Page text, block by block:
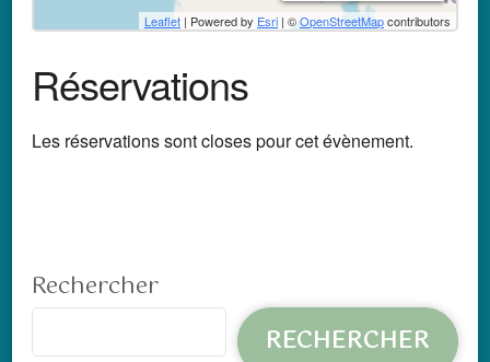
Leaflet | Powered by Esri | ©OpenStreetMapcontributors
Réservations
Les réservations sont closes pour cet évènement.
Rechercher
RECHERCHER